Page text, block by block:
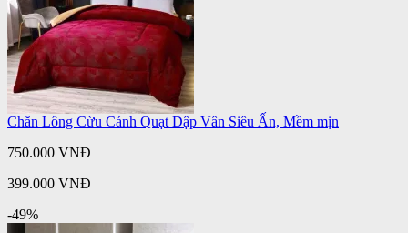
Chăn Lông Cừu Cánh Quạt Dập Vân Siêu Ấn, Mềm mịn
750.000 VNĐ
399.000 VNĐ
-49%